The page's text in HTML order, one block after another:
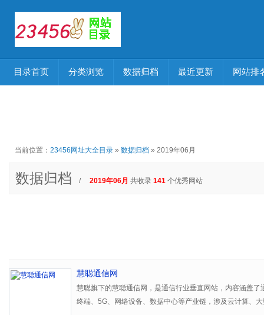
目录首页 分类浏览 数据归档 最近更新 网站排
当前位置： 23456网址大全目录 » 数据归档 » 2019年06月
数据归档 / 2019年06月 共收录 141 个优秀网站
慧聪通信网
慧聪旗下的慧聪通信网，是通信行业垂直网站，内容涵盖了
终端、5G、网络设备、数据中心等产业链，涉及云计算、